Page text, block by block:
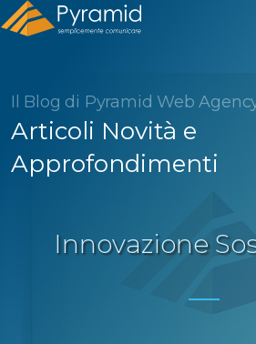
Il Blog di Pyramid Web
Articoli Novità e
Approfondimenti
Innovazione